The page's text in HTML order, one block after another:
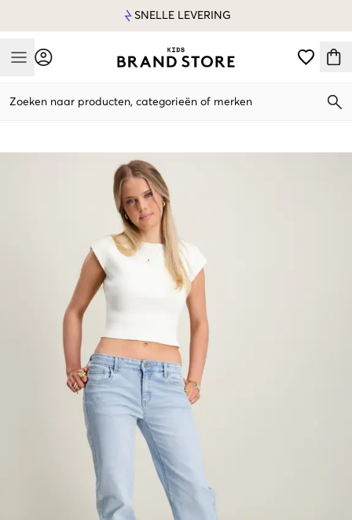
SNELLE LEVERING
Mobile Menu
Zoeken naar producten, categorieën of merken